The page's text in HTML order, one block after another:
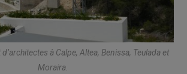
à Calpe, Altea, Benissa, Teulada et
Moraira.